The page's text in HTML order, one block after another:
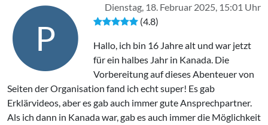
P
Dienstag, 18. Februar 2025, 15:01 Uhr
(4.8)
Hallo, ich bin 16 Jahre alt und war jetzt
für ein halbes Jahr in Kanada. Die
Vorbereitung auf dieses Abenteuer von
Seiten der Organisation fand ich echt super! Es gab
Erklärvideos, aber es gab auch immer gute Ansprechpartner.
Als ich dann in Kanada war, gab es auch immer die Möglichkeit